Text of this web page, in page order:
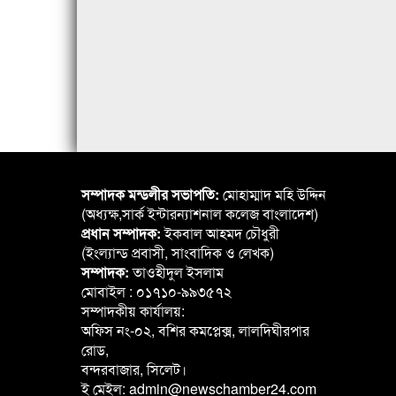
সম্পাদক মন্ডলীর সভাপতি: মোহাম্মাদ মহি উদ্দিন
(অধ্যক্ষ,সার্ক ইন্টারন্যাশনাল কলেজ বাংলাদেশ)
প্রধান সম্পাদক:ইকবাল আহমদ চৌধুরী
(ইংল্যান্ড প্রবাসী, সাংবাদিক ও লেখক)
সম্পাদক:তাওহীদুল ইসলাম
মোবাইল : ০১৭১০-৯৯৩৫৭২
সম্পাদকীয় কার্যালয়:
অফিস নং-০২, বশির কমপ্লেক্স, লালদিঘীরপার
রোড,
বন্দরবাজার, সিলেট।
ই মেইল: admin@newschamber24.com